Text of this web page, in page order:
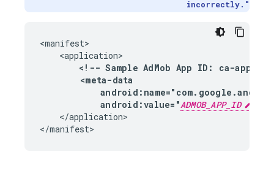
incorrectly."
<manifest>
    <application>
<!-- Sample AdMob App ID: ca-app-pub-
        <meta-data
            android:value="
ADMOB_APP_ID
    </application>
</manifest>